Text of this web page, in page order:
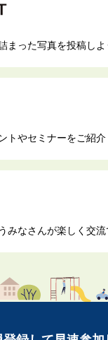
まった写真を投稿しよ
トやセミナーをご紹介
みなさんが楽しく交